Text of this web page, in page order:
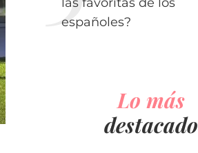
españoles?
Lo más
destacado